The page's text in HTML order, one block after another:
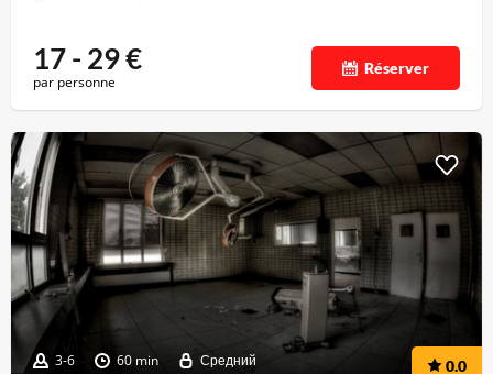
17 - 29€
par personne
Réserver
3-6 60 min Средний 0.0